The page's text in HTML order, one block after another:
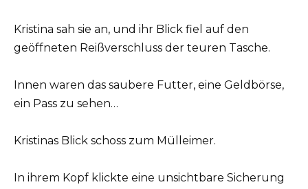
Kristina sah sie an, und ihr Blick fiel auf den
geöffneten Reißverschluss der teuren Tasche.
Innen waren das saubere Futter, eine Geldbörse,
ein Pass zu sehen…
Kristinas Blick schoss zum Mülleimer.
In ihrem Kopf klickte eine unsichtbare Sicherung